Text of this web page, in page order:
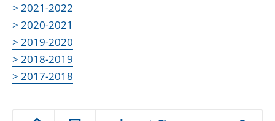
Passer
> 2021-2022
> 2020-2021
> 2019-2020
> 2018-2019
> 2017-2018